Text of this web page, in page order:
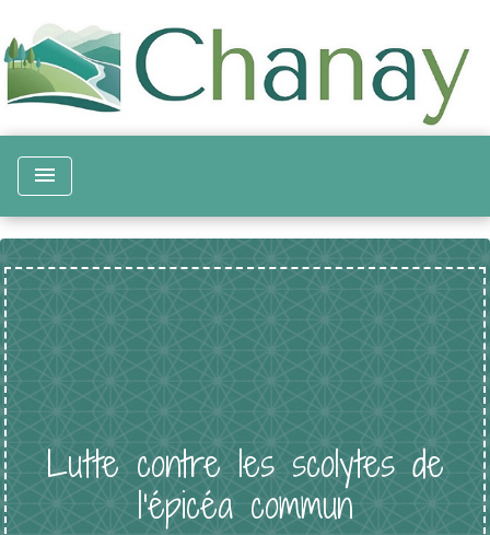
menu
Lutte contre les scolytes de
l'épicéa commun